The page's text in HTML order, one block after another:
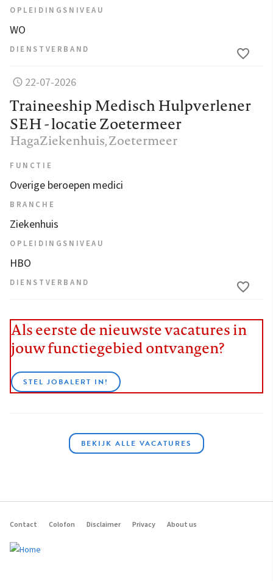
OPLEIDINGSNIVEAU
WO
DIENSTVERBAND
22-07-2026
Traineeship Medisch Hulpverlener
SEH - locatie Zoetermeer
HagaZiekenhuis, Zoetermeer
FUNCTIE
Overige beroepen medici
BRANCHE
Ziekenhuis
OPLEIDINGSNIVEAU
HBO
DIENSTVERBAND
Als eerste de nieuwste vacatures in
jouw functiegebied ontvangen?
STEL JOBALERT IN!
BEKIJK ALLE VACATURES
Footer
navigation
Contact Colofon Disclaimer Privacy About us